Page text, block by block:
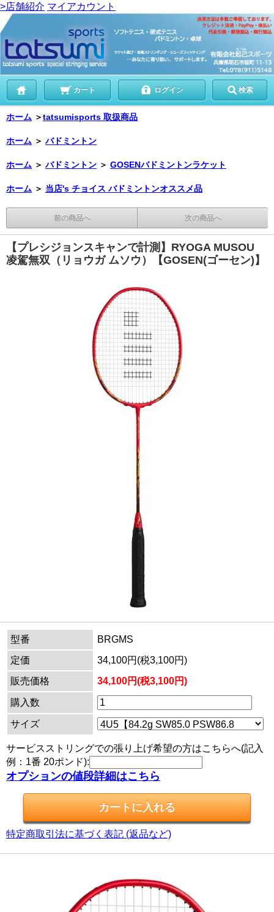
>店舗紹介 マイアカウント
カート ログイン 検索
ホーム ＞tatsumisports 取扱商品
ホーム ＞ バドミントン
ホーム ＞ バドミントン ＞ GOSENバドミントンラケット
ホーム ＞ 当店's チョイス バドミントンオススメ品
前の商品へ 次の商品へ
【プレシジョンスキャンで計測】RYOGA MUSOU
凌駕無双（リョウガ ムソウ）【GOSEN(ゴーセン)】
型番
BRGMS
定価
34,100円(税3,100円)
販売価格
34,100円(税3,100円)
購入数
サイズ
サービスストリングでの張り上げ希望の方はこちらへ(記入
例：1番 20ポンド):
オプションの値段詳細はこちら
特定商取引法に基づく表記 (返品など)